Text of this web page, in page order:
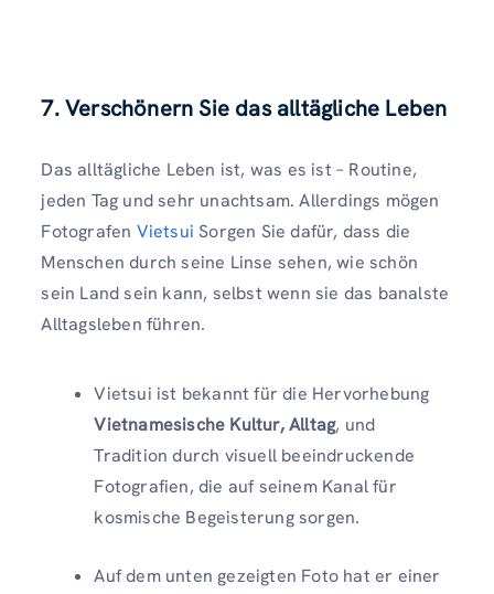
7. Verschönern Sie das alltägliche Leben
Das alltägliche Leben ist, was es ist – Routine,
jeden Tag und sehr unachtsam. Allerdings mögen
Fotografen VietsuiSorgen Sie dafür, dass die
Menschen durch seine Linse sehen, wie schön
sein Land sein kann, selbst wenn sie das banalste
Alltagsleben führen.
Vietsui ist bekannt für die Hervorhebung
Vietnamesische Kultur, Alltag, und
Tradition durch visuell beeindruckende
Fotografien, die auf seinem Kanal für
kosmische Begeisterung sorgen.
Auf dem unten gezeigten Foto hat er einer